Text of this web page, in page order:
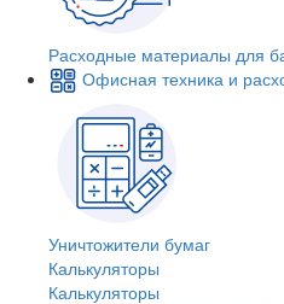
Расходные материалы для
Офисная техника и
Уничтожители бумаг
Калькуляторы
Калькуляторы